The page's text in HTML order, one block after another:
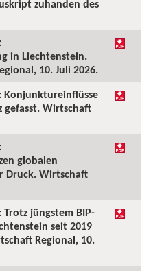
zuhanden des
in Liechtenstein.
10. Juli 2026.
Konjunktureinflüsse
gefasst. Wirtschaft
globalen
Druck. Wirtschaft
jüngstem BIP-
seit 2019
Regional, 10.